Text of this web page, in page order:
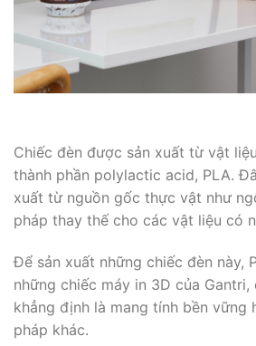
Chiếc đèn được sản xuất từ vật
thành phần polylactic acid, PLA.
xuất từ nguồn gốc thực vật như
pháp thay thế cho các vật liệu có
Để sản xuất những chiếc đèn này,
những chiếc máy in 3D của
khẳng định là mang tính bền vững
pháp khác.